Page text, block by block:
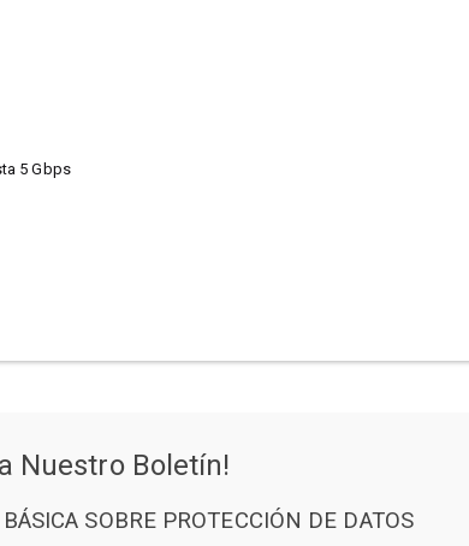
5 Gbps
Nuestro Boletín!
SOBRE PROTECCIÓN DE DATOS